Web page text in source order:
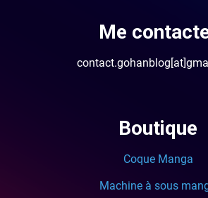
Me
Boutique
Coque Manga
Machine à sous